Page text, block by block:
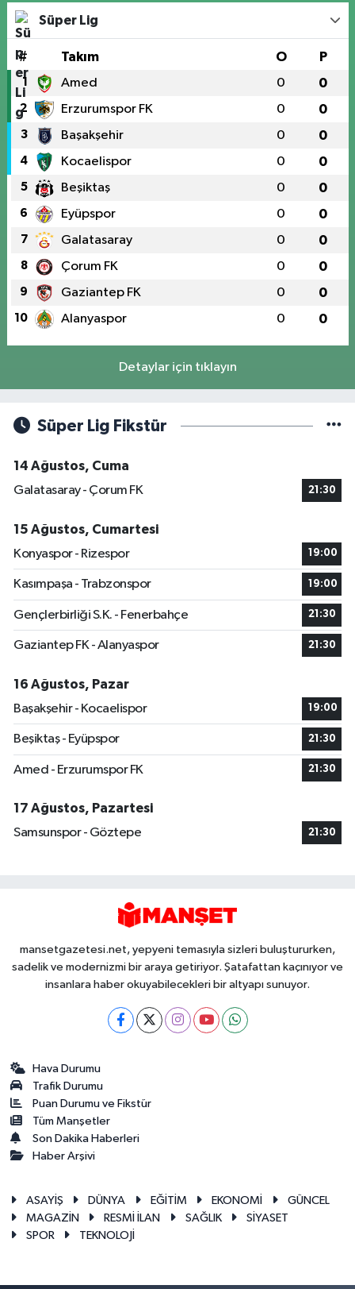
Süper Lig
# Takım O P
1 Amed 0 0
2 Erzurumspor FK 0 0
3 Başakşehir 0 0
4 Kocaelispor 0 0
5 Beşiktaş 0 0
6 Eyüpspor 0 0
7 Galatasaray 0 0
8 Çorum FK 0 0
9 Gaziantep FK 0 0
10 Alanyaspor 0 0
Detaylar için tıklayın
Süper Lig Fikstür
14 Ağustos, Cuma
Galatasaray - Çorum FK
21:30
15 Ağustos, Cumartesi
Konyaspor - Rizespor
19:00
Kasımpaşa - Trabzonspor 19:00
Gençlerbirliği S.K. - Fenerbahçe 21:30
Gaziantep FK - Alanyaspor 21:30
16 Ağustos, Pazar
Başakşehir - Kocaelispor
19:00
Beşiktaş - Eyüpspor 21:30
Amed - Erzurumspor FK 21:30
17 Ağustos, Pazartesi
Samsunspor - Göztepe
21:30
mansetgazetesi.net, yepyeni temasıyla sizleri buluştururken,
sadelik ve modernizmi bir araya getiriyor. Şatafattan kaçınıyor ve
insanlara haber okuyabilecekleri bir altyapı sunuyor.
Hava Durumu
Trafik Durumu
Puan Durumu ve Fikstür
Tüm Manşetler
Son Dakika Haberleri
Haber Arşivi
ASAYİŞ DÜNYA EĞİTİM EKONOMİ
GÜNCEL
MAGAZİN
RESMİ İLAN SAĞLIK
SİYASET
SPOR
TEKNOLOJİ